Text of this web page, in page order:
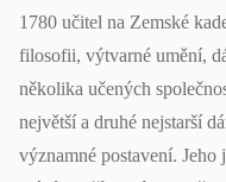
1780 učitel na Zemské
filosofii, výtvarné umění,
několika učených
největší a druhé nejstarší
významné postavení.